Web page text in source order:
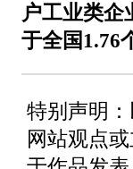
户工业类企
于全国1.76
特别声明
网站观点